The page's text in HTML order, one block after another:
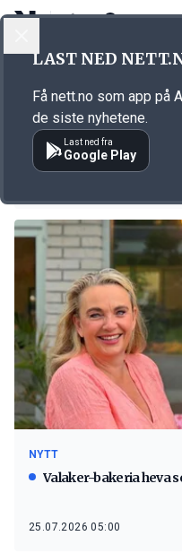
Emne:
KORT FORTALT
Aksjonerer mot
NYTT
Valaker-bakeria heva
25.07.2026 05:00
LAST NED
Få nett.no som app på
de siste nyhetene.
Last ned fra
Google Play